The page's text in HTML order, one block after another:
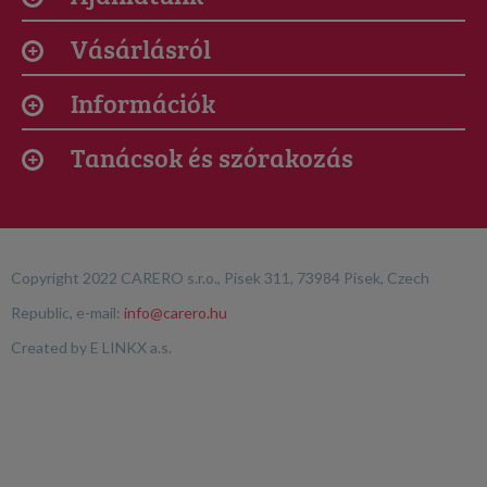
Vásárlásról
Információk
Tanácsok és szórakozás
Copyright 2022 CARERO s.r.o., Písek 311, 73984 Písek, Czech
Republic, e-mail: info@carero.hu
Created by E LINKX a.s.